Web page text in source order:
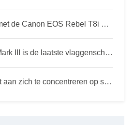
Maak kennis met de Canon EOS Rebel T8i DSLR
Canon 1D X Mark III is de laatste vlaggenschip DSLR van het merk
Canon kondigt aan zich te concentreren op spiegelloze lenzen totdat de markt meer DSLR-glas vraagt